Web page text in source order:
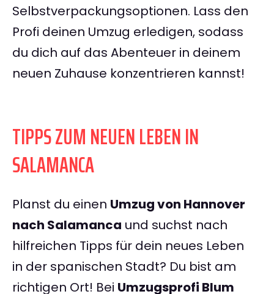
Selbstverpackungsoptionen. Lass den
Profi deinen Umzug erledigen, sodass
du dich auf das Abenteuer in deinem
neuen Zuhause konzentrieren kannst!
TIPPS ZUM NEUEN LEBEN IN
SALAMANCA
Planst du einen Umzug von Hannover
nach Salamanca und suchst nach
hilfreichen Tipps für dein neues Leben
in der spanischen Stadt? Du bist am
richtigen Ort! Bei Umzugsprofi Blum